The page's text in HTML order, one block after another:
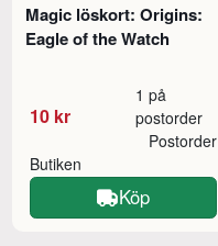
Magic löskort: Origins:
Eagle of the Watch
10 kr
1 på
postorder
Butiken
Postorder
Köp